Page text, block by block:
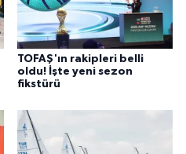
TOFAŞ'ın rakipleri belli
oldu! İşte yeni sezon
fikstürü